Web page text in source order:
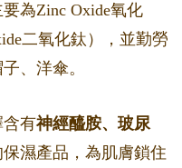
為Zinc Oxide氧化
二氧化鈦），並勤勞
、洋傘。
含有神經醯胺、玻尿
濕產品，為肌膚鎖住